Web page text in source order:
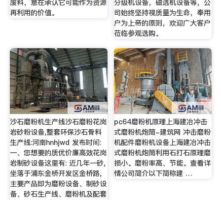
废料，意在承认它可能作为资源
再利用的价值。
分级机设备，磁选机设备等，公
司始终坚持视质量为生命，奉用
户为上帝的原则，欢迎广大客户
莅临参观选购。
沙石磨粉机生产线沙石磨粉花岗
岩砂粉设备,整套环保沙石骨料
生产线:河南hnhjwd 发布时间:
一、您想要的质优价廉高效花岗
岩制砂设备这里有: 近几年一砂,
坐落于浦东金桥开发区金桥路,
主要产品即为磨粉设备、制砂设
备、砂石生产线、磨粉机及配套
pc64磨粉机原理上海建冶冲击
式磨粉机炮筒-建筑网 冲击磨粉
机配件磨粉机设备上海建冶冲击
式磨粉机炮筒利用石打石原理磨
损小。磨粉率高、节能。查看详
情公司简介以下简称建 …